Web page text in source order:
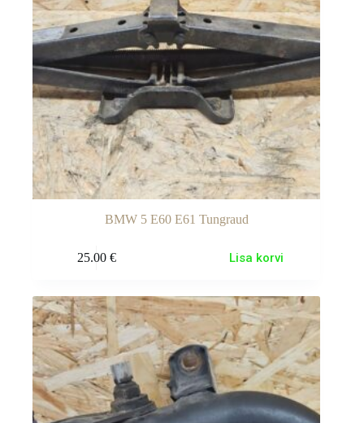
BMW 5 E60 E61 Tungraud
25.00 € Lisa korvi